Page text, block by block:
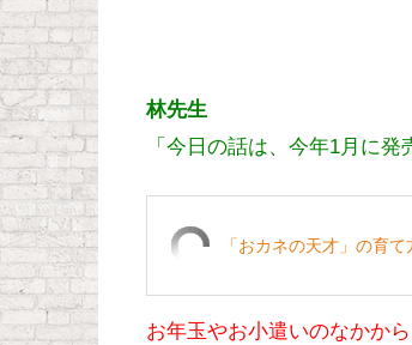
林先生
「今日の話は、今年1月に
「おカネの天才」の育
お年玉やお小遣いのなかか